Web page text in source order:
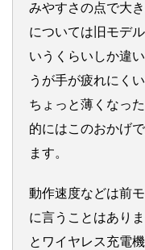
みやすさの点で大
については旧モデ
いうくらいしか違
うが手が疲れにく
ちょっと薄くなっ
的にはこのおかげ
ます。
動作速度などは前
に言うことはあり
とワイヤレス充電